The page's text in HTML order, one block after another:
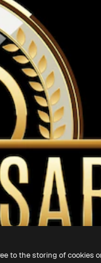
to the storing of cookies